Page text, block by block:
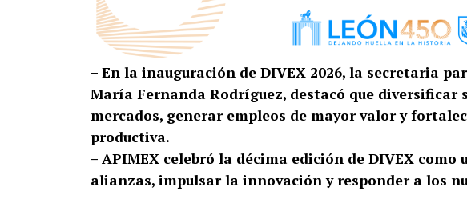
– En la inauguración de DIVEX 2026, la secretaria
María Fernanda Rodríguez, destacó que diversificar
mercados, generar empleos de mayor valor y
productiva.
– APIMEX celebró la décima edición de DIVEX
alianzas, impulsar la innovación y responder a los